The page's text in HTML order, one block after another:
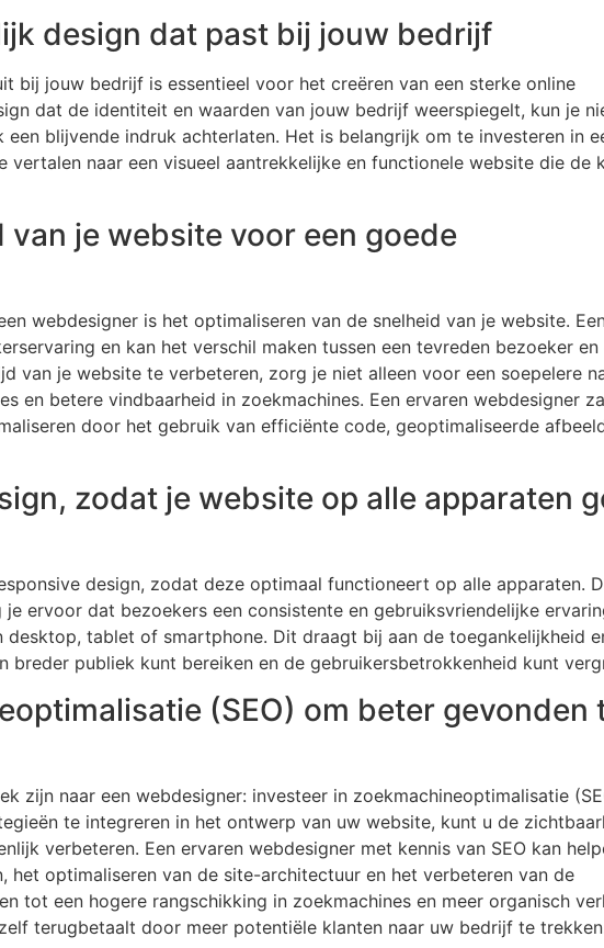
design dat past bij jouw bedrijf
bij jouw bedrijf is essentieel voor het creëren van een sterke online
dat de identiteit en waarden van jouw bedrijf weerspiegelt, kun je
blijvende indruk achterlaten. Het is belangrijk om te investeren in
naar een visueel aantrekkelijke en functionele website die de
je website voor een goede
webdesigner is het optimaliseren van de snelheid van je website.
en kan het verschil maken tussen een tevreden bezoeker en
van je website te verbeteren, zorg je niet alleen voor een soepelere
en betere vindbaarheid in zoekmachines. Een ervaren webdesigner
door het gebruik van efficiënte code, geoptimaliseerde
zodat je website op alle apparaten
design, zodat deze optimaal functioneert op alle apparaten.
ervoor dat bezoekers een consistente en gebruiksvriendelijke
tablet of smartphone. Dit draagt bij aan de toegankelijkheid
publiek kunt bereiken en de gebruikersbetrokkenheid kunt
(SEO) om beter gevonden
zijn naar een webdesigner: investeer in zoekmachineoptimalisatie
te integreren in het ontwerp van uw website, kunt u de
verbeteren. Een ervaren webdesigner met kennis van SEO kan
het optimaliseren van de site-architectuur en het verbeteren van de
tot een hogere rangschikking in zoekmachines en meer organisch
terugbetaalt door meer potentiële klanten naar uw bedrijf te